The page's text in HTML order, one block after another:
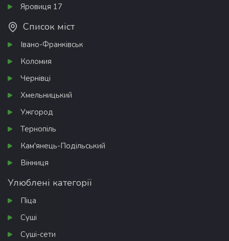
Яровиця 17
Список міст
Івано-Франківськ
Коломия
Чернівці
Хмельницький
Ужгород
Тернопіль
Кам'янець-Подільський
Вінниця
Улюблені категорії
Піца
Суші
Суші-сети